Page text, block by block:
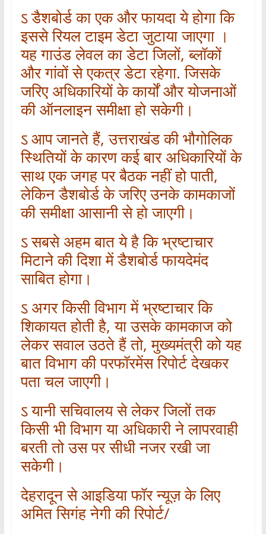
ऽ डैशबोर्ड का एक और फायदा ये होगा कि
इससे रियल टाइम डेटा जुटाया जाएगा ।
यह गाउंड लेवल का डेटा जिलों, ब्लॉकों
और गांवों से एकत्र डेटा रहेगा. जिसके
जरिए अधिकारियों के कार्यों और योजनाओं
की ऑनलाइन समीक्षा हो सकेगी।
ऽ आप जानते हैं, उत्तराखंड की भौगोलिक
स्थितियों के कारण कई बार अधिकारियों के
साथ एक जगह पर बैठक नहीं हो पाती,
लेकिन डैशबोर्ड के जरिए उनके कामकाजों
की समीक्षा आसानी से हो जाएगी।
ऽ सबसे अहम बात ये है कि भ्रष्टाचार
मिटाने की दिशा में डैशबोर्ड फायदेमंद
साबित होगा।
ऽ अगर किसी विभाग में भ्रष्टाचार कि
शिकायत होती है, या उसके कामकाज को
लेकर सवाल उठते हैं तो, मुख्यमंत्री को यह
बात विभाग की परफॉरमेंस रिपोर्ट देखकर
पता चल जाएगी।
ऽ यानी सचिवालय से लेकर जिलों तक
किसी भी विभाग या अधिकारी ने लापरवाही
बरती तो उस पर सीधी नजर रखी जा
सकेगी।
देहरादून से आइडिया फॉर न्यूज़ के लिए
अमित सिगंह नेगी की रिपोर्ट/